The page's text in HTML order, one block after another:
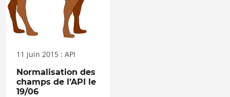
11 juin 2015 : API
Normalisation des
champs de l’API le
19/06